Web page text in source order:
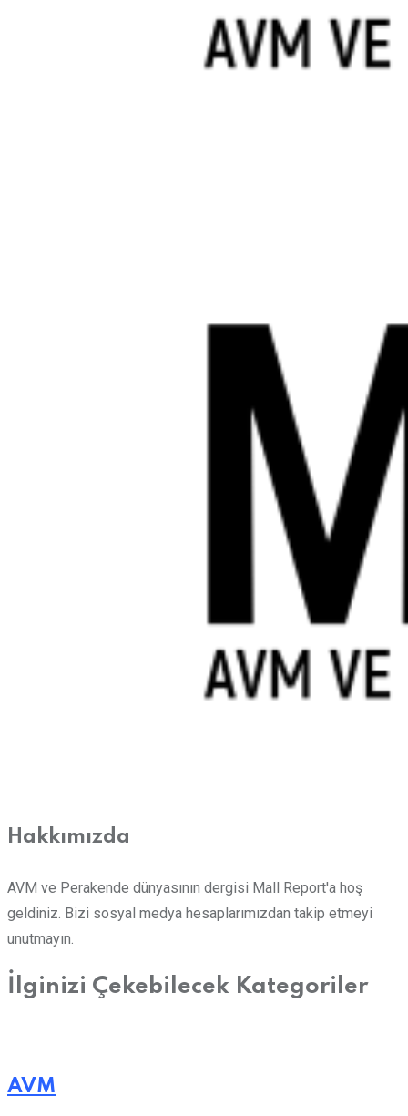
Hakkımızda
AVM ve Perakende dünyasının dergisi Mall Report'a hoş
geldiniz. Bizi sosyal medya hesaplarımızdan takip etmeyi
unutmayın.
İlginizi Çekebilecek Kategoriler
AVM